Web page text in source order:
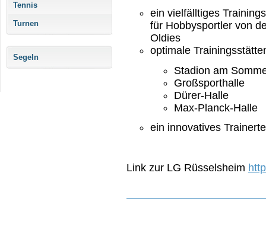
ein vielfälltiges
für Hobbysportler von
Oldies
optimale
Stadion am
Großsporthalle
Dürer-Halle
Max-Planck-Halle
ein innovatives
Link zur LG Rüsselsheim
Tennis
Turnen
Segeln